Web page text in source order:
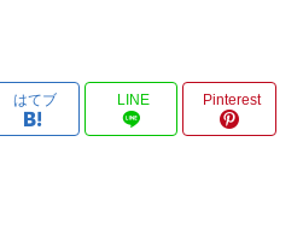
はてブ LINE Pinterest